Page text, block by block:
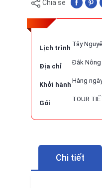
Chia sẻ
Lịch trình
Tây
Địa chỉ
Đắk Nông
Khởi hành
Hàng
Gói
TOUR
Chi tiết